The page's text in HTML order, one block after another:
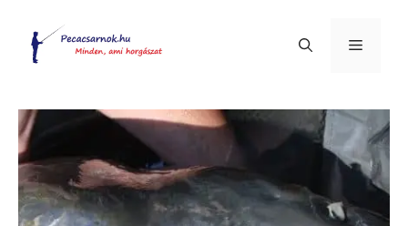
tartalomba
Menü